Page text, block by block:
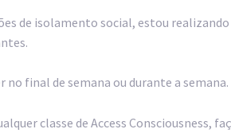
de isolamento social, estou
no final de semana ou durante a semana.
classe de Access Consciousness,